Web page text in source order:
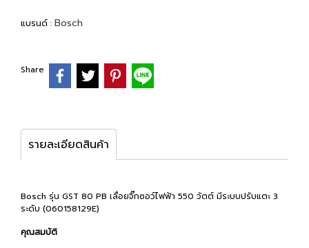
แบรนด์ : Bosch
Share
รายละเอียดสินค้า
Bosch รุ่น GST 80 PB เลื่อยจิ๊กซอว์ไฟฟ้า 550 วัตต์ มีระบบปรับแตะ 3
ระดับ (060158129E)
คุณสมบัติ